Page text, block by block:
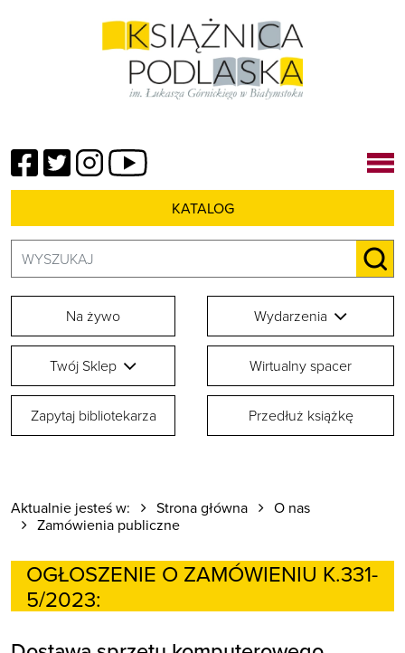
KATALOG
Facebook
TwitterInstagram
YouTube
Na żywo Wydarzenia
Twój Sklep Wirtualny spacer
Zapytaj bibliotekarza Przedłuż książkę
Aktualnie jesteś w: Strona główna
O nas
Zamówienia publiczne
OGŁOSZENIE O ZAMÓWIENIU K.331-
5/2023: